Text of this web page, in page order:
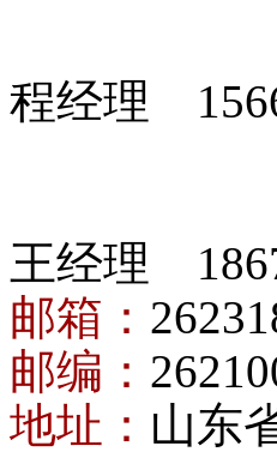
程经理
王经理
邮箱：
邮编：
地址： 山东